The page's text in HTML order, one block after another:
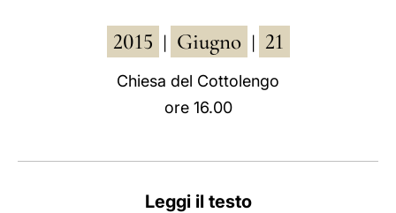
العربيّة 2015 Giugno 21
Chiesa del Cottolengo
ore 16.00
Leggi il testo